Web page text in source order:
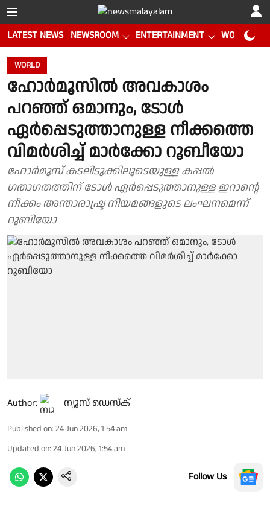
LATEST NEWS NEWSROOM ENTERTAINMENT WORLD CUP
WORLD
ഹോർമൂസിൽ അവകാശം
പറഞ്ഞ് ഒമാനും, ടോൾ
ഏർപ്പെടുത്താനുള്ള നീക്കത്തെ
വിമർശിച്ച് മാർക്കോ റൂബീയോ
ഹോർമൂസ് കടലിടുക്കിലൂടെയുള്ള കപ്പൽ
ഗതാഗതത്തിന് ടോൾ ഏർപ്പെടുത്താനുള്ള ഇറാൻ്റെ
നീക്കം അന്താരാഷ്ട്ര നിയമങ്ങളുടെ ലംഘനമെന്ന്
റൂബിയോ
Author: ന്യൂസ് ഡെസ്ക്
Published on: 24 Jun 2026, 1:54 am
Updated on: 24 Jun 2026, 1:54 am
Follow Us